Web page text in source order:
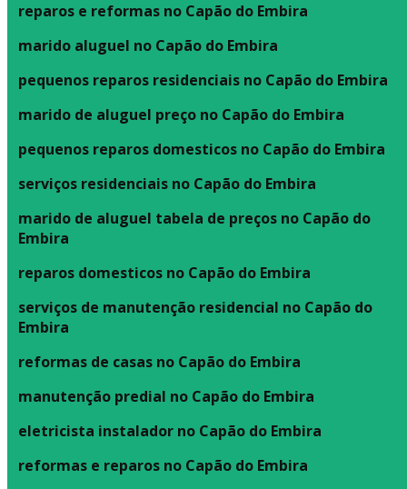
reparos e reformas no Capão do Embira
marido aluguel no Capão do Embira
pequenos reparos residenciais no Capão do Embira
marido de aluguel preço no Capão do Embira
pequenos reparos domesticos no Capão do Embira
serviços residenciais no Capão do Embira
marido de aluguel tabela de preços no Capão do
Embira
reparos domesticos no Capão do Embira
serviços de manutenção residencial no Capão do
Embira
reformas de casas no Capão do Embira
manutenção predial no Capão do Embira
eletricista instalador no Capão do Embira
reformas e reparos no Capão do Embira